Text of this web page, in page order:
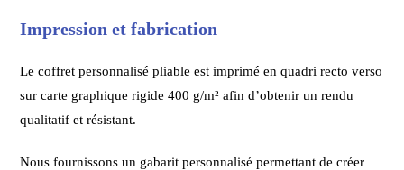
Impression et fabrication
Le coffret personnalisé pliable est imprimé en quadri recto verso
sur carte graphique rigide 400 g/m² afin d’obtenir un rendu
qualitatif et résistant.
Nous fournissons un gabarit personnalisé permettant de créer